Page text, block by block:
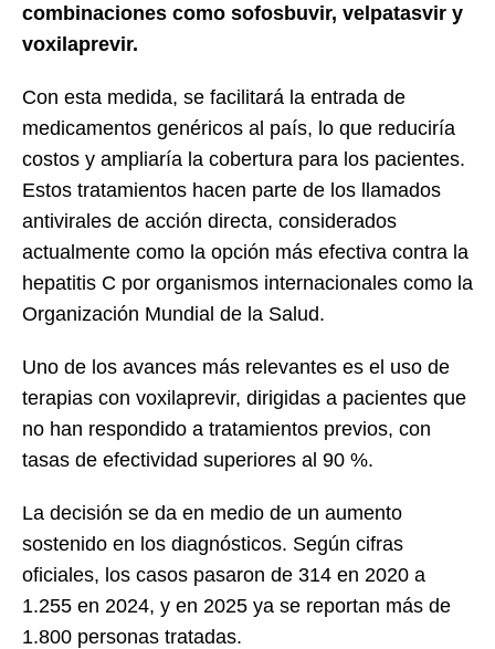
combinaciones como sofosbuvir, velpatasvir y
voxilaprevir.
Con esta medida, se facilitará la entrada de
medicamentos genéricos al país, lo que reduciría
costos y ampliaría la cobertura para los pacientes.
Estos tratamientos hacen parte de los llamados
antivirales de acción directa, considerados
actualmente como la opción más efectiva contra la
hepatitis C por organismos internacionales como la
Organización Mundial de la Salud.
Uno de los avances más relevantes es el uso de
terapias con voxilaprevir, dirigidas a pacientes que
no han respondido a tratamientos previos, con
tasas de efectividad superiores al 90 %.
La decisión se da en medio de un aumento
sostenido en los diagnósticos. Según cifras
oficiales, los casos pasaron de 314 en 2020 a
1.255 en 2024, y en 2025 ya se reportan más de
1.800 personas tratadas.